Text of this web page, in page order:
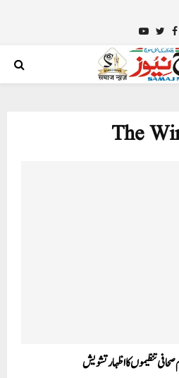
Facebook
Twitter
Youtube
The
تنظیموں کا اظہار تشویش